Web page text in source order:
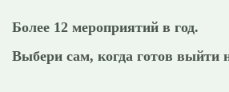
Более 12 мероприятий в год.
Выбери сам, когда готов выйти